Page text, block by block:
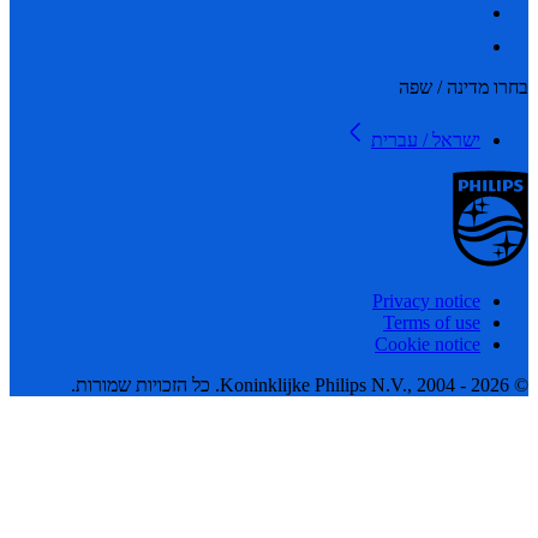
מדינה / שפה
ישראל / עברית
Privacy notice
Terms of use
Cookie notice